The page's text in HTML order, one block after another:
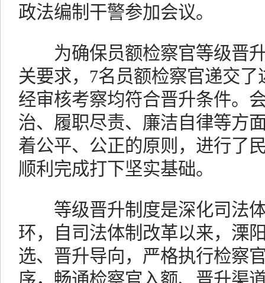
政法编制干警参加会议。
为确保员额检察官等级晋升
关要求，7名员额检察官递交
经审核考察均符合晋升条件。
治、履职尽责、廉洁自律等方
着公平、公正的原则，进行了
顺利完成打下坚实基础。
等级晋升制度是深化司法体
环，自司法体制改革以来，溧
选、晋升导向，严格执行检察